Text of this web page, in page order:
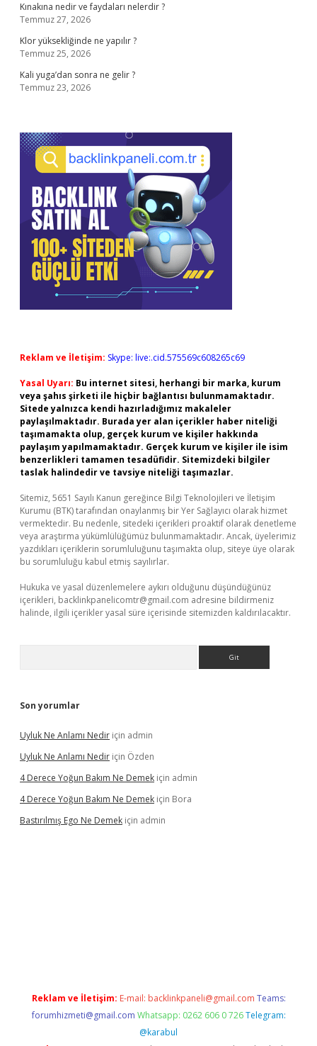
Kınakına nedir ve faydaları nelerdir ?
Temmuz 27, 2026
Klor yüksekliğinde ne yapılır ?
Temmuz 25, 2026
Kali yuga’dan sonra ne gelir ?
Temmuz 23, 2026
Reklam ve İletişim: Skype: live:.cid.575569c608265c69
Yasal Uyarı: Bu internet sitesi, herhangi bir marka, kurum
veya şahıs şirketi ile hiçbir bağlantısı bulunmamaktadır.
Sitede yalnızca kendi hazırladığımız makaleler
paylaşılmaktadır. Burada yer alan içerikler haber niteliği
taşımamakta olup, gerçek kurum ve kişiler hakkında
paylaşım yapılmamaktadır. Gerçek kurum ve kişiler ile isim
benzerlikleri tamamen tesadüfidir. Sitemizdeki bilgiler
taslak halindedir ve tavsiye niteliği taşımazlar.
Sitemiz, 5651 Sayılı Kanun gereğince Bilgi Teknolojileri ve İletişim
Kurumu (BTK) tarafından onaylanmış bir Yer Sağlayıcı olarak hizmet
vermektedir. Bu nedenle, sitedeki içerikleri proaktif olarak denetleme
veya araştırma yükümlülüğümüz bulunmamaktadır. Ancak, üyelerimiz
yazdıkları içeriklerin sorumluluğunu taşımakta olup, siteye üye olarak
bu sorumluluğu kabul etmiş sayılırlar.
Hukuka ve yasal düzenlemelere aykırı olduğunu düşündüğünüz
içerikleri, backlinkpanelicomtr@gmail.com adresine bildirmeniz
halinde, ilgili içerikler yasal süre içerisinde sitemizden kaldırılacaktır.
Son yorumlar
Uyluk Ne Anlamı Nedir için admin
Uyluk Ne Anlamı Nedir için Özden
4 Derece Yoğun Bakım Ne Demek için admin
4 Derece Yoğun Bakım Ne Demek için Bora
Bastırılmış Ego Ne Demek için admin
Reklam ve İletişim: E-mail: backlinkpaneli@gmail.com Teams:
forumhizmeti@gmail.com Whatsapp: 0262 606 0 726 Telegram:
@karabul